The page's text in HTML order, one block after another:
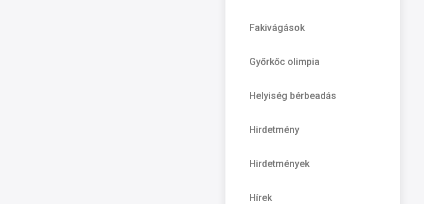
Fakivágások
Győrkőc olimpia
Helyiség bérbeadás
Hirdetmény
Hirdetmények
Hírek